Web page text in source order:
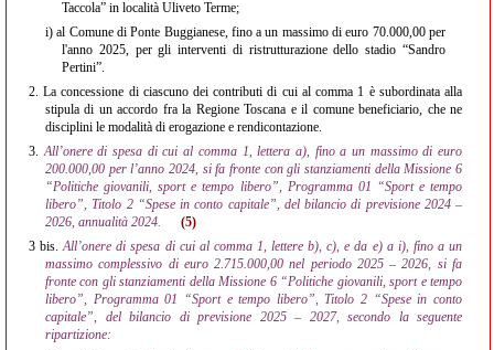
Taccola” in località Uliveto Terme;
i) al Comune di Ponte Buggianese, fino a un massimo di euro 70.000,00 per
l'anno 2025, per gli interventi di ristrutturazione dello stadio “Sandro
Pertini”.
2. La concessione di ciascuno dei contributi di cui al comma 1 è subordinata alla
stipula di un accordo fra la Regione Toscana e il comune beneficiario, che ne
disciplini le modalità di erogazione e rendicontazione.
3. All’onere di spesa di cui al comma 1, lettera a), fino a un massimo di euro
200.000,00 per l’anno 2024, si fa fronte con gli stanziamenti della Missione 6
“Politiche giovanili, sport e tempo libero”, Programma 01 “Sport e tempo
libero”, Titolo 2 “Spese in conto capitale”, del bilancio di previsione 2024 –
2026, annualità 2024.
(5)
3 bis.All’onere di spesa di cui al comma 1, lettere b), c), e da e) a i), fino a un
massimo complessivo di euro 2.715.000,00 nel periodo 2025 – 2026, si fa
fronte con gli stanziamenti della Missione 6 “Politiche giovanili, sport e tempo
libero”, Programma 01 “Sport e tempo libero”, Titolo 2 “Spese in conto
capitale”, del bilancio di previsione 2025 – 2027, secondo la seguente
ripartizione: